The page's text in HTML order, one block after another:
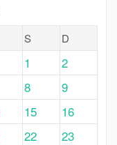
S D
1
2
8
9
15
16
22
23